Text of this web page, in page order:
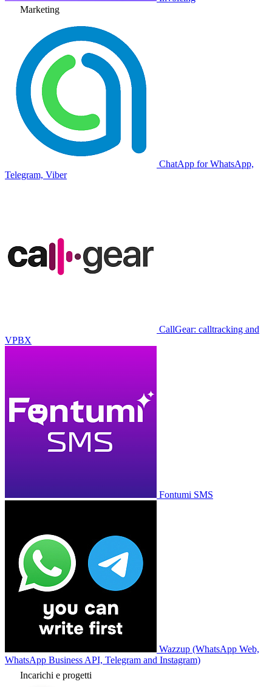
Marketing
ChatApp for WhatsApp,
Telegram, Viber
CallGear: calltracking and
VPBX
Fontumi SMS
Wazzup (WhatsApp Web,
WhatsApp Business API, Telegram and Instagram)
Incarichi e progetti